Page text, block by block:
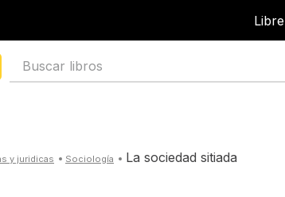
Librería Lerner
Buscar libros
y juridicas sociología la sociedad sitiada